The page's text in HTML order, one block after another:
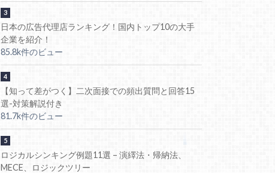
日本の広告代理店ランキング！国内トップ10の大手
企業を紹介！
85.8k件のビュー
【知って差がつく】二次面接での頻出質問と回答15
選-対策解説付き
81.7k件のビュー
ロジカルシンキング例題11選 – 演繹法・帰納法、
MECE、ロジックツリー